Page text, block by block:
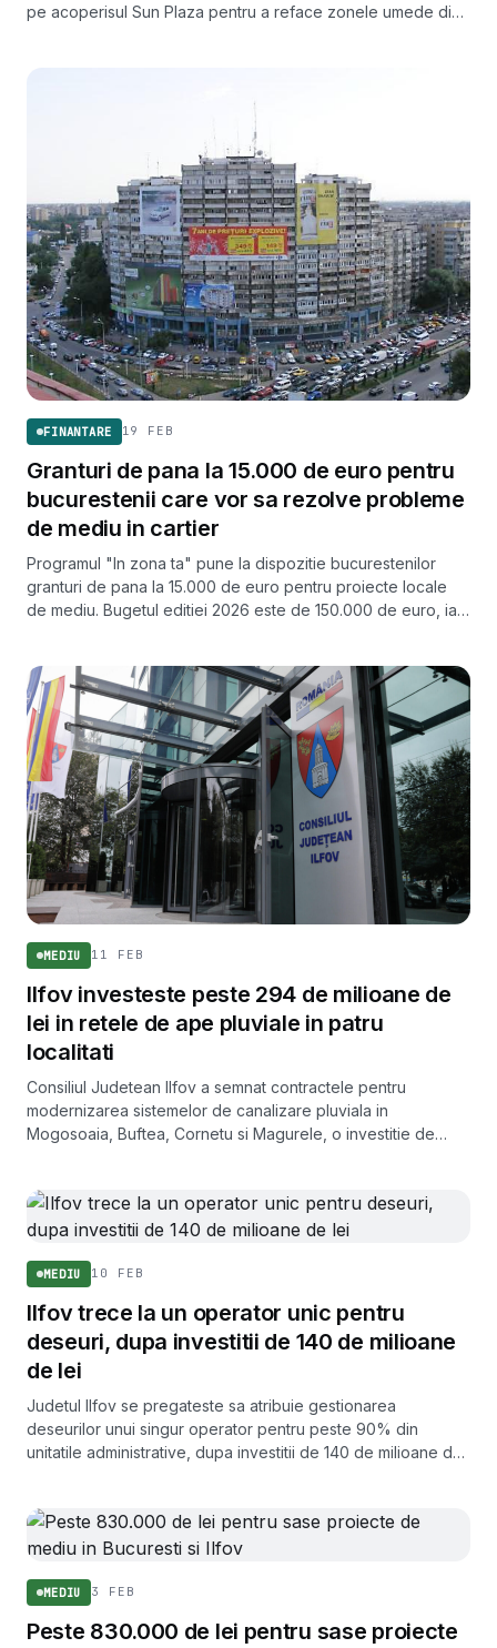
pe acoperisul Sun Plaza pentru a reface zonele umede din
FINANTARE 19 FEB
Granturi de pana la 15.000 de euro pentru
bucurestenii care vor sa rezolve probleme
de mediu in cartier
Programul "In zona ta" pune la dispozitie bucurestenilor
granturi de pana la 15.000 de euro pentru proiecte locale
de mediu. Bugetul editiei 2026 este de 150.000 de euro, iar
MEDIU 11 FEB
Ilfov investeste peste 294 de milioane de
lei in retele de ape pluviale in patru
localitati
Consiliul Judetean Ilfov a semnat contractele pentru
modernizarea sistemelor de canalizare pluviala in
Mogosoaia, Buftea, Cornetu si Magurele, o investitie de
MEDIU 10 FEB
Ilfov trece la un operator unic pentru
deseuri, dupa investitii de 140 de milioane
de lei
Judetul Ilfov se pregateste sa atribuie gestionarea
deseurilor unui singur operator pentru peste 90% din
unitatile administrative, dupa investitii de 140 de milioane de
MEDIU 3 FEB
Peste 830.000 de lei pentru sase proiecte